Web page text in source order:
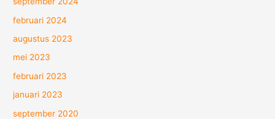
februari 2024
augustus 2023
mei 2023
februari 2023
januari 2023
september 2020